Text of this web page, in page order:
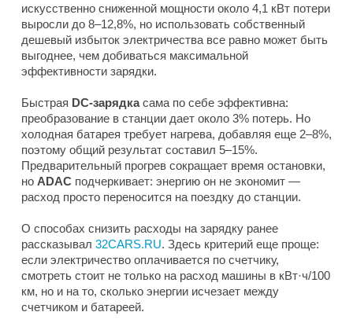
искусственно сниженной мощности около 4,1 кВт потери
выросли до 8–12,8%, но использовать собственный
дешевый избыток электричества все равно может быть
выгоднее, чем добиваться максимальной
эффективности зарядки.
Быстрая DC-зарядкасама по себе эффективна:
преобразование в станции дает около 3% потерь. Но
холодная батарея требует нагрева, добавляя еще 2–8%,
поэтому общий результат составил 5–15%.
Предварительный прогрев сокращает время остановки,
но ADAC подчеркивает: энергию он не экономит —
расход просто переносится на поездку до станции.
О способах снизить расходы на зарядку ранее
рассказывал 32CARS.RU. Здесь критерий еще проще:
если электричество оплачивается по счетчику,
смотреть стоит не только на расход машины в кВт·ч/100
км, но и на то, сколько энергии исчезает между
счетчиком и батареей.